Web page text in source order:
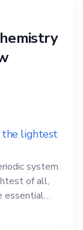
the lightest
system
of all,
essential